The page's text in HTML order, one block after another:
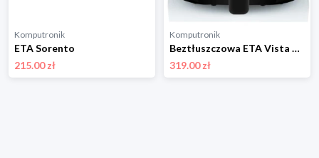
Komputronik
ETA Sorento
215.00 zł
Komputronik
Beztłuszczowa ETA Vista Digi 116890000 czarny
319.00 zł